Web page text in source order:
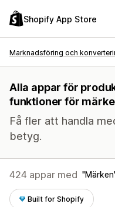
Shopify App Store
Marknadsföring och
Alla appar för
funktioner för
Få fler att handla
betyg.
424 appar med Märken
Built for Shopify